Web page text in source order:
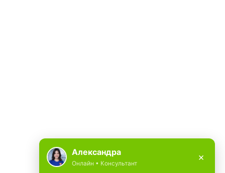
Александра
Онлайн • Консультант
×